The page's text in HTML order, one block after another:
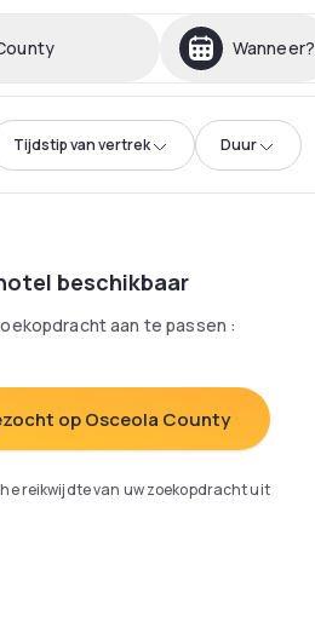
Wanneer?
Tijdstip van vertrek Duur
beschikbaar
aan te passen :
op Osceola County
reikwijdte van uw zoekopdracht uit